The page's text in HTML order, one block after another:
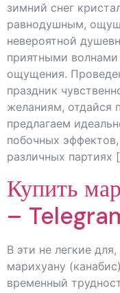
зимний снег
равнодушным,
невероятной
приятными
ощущения.
праздник
желаниям, отдайся
предлагаем
побочных
различных партиях
Купить
–
В эти не легкие
марихуану
временный